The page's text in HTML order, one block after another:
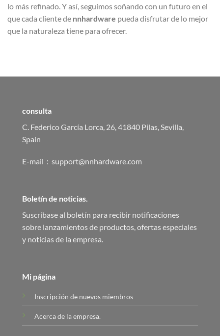
lo más refinado. Y así, seguimos soñando con un futuro en el
que cada cliente de nnhardware pueda disfrutar de lo mejor
que la naturaleza tiene para ofrecer.
consulta
C. Federico García Lorca, 26, 41840 Pilas, Sevilla,
Spain
E-mail：support@nnhardware.com
Mi página
Inscripción de nuevos miembros
Acerca de la empresa.
Boletín de noticias.
Suscríbase al boletín para recibir notificaciones
sobre lanzamientos de productos, ofertas especiales
y noticias de la empresa.